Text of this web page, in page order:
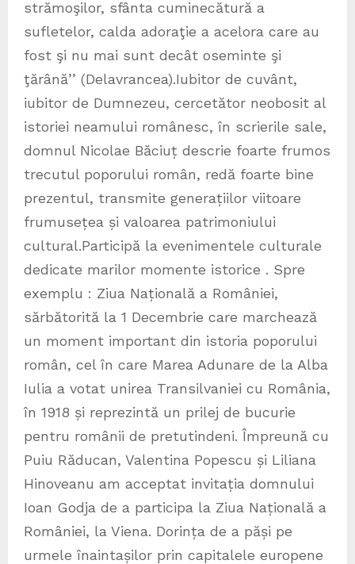
strămoşilor, sfânta cuminecătură a
sufletelor, calda adoraţie a acelora care au
fost şi nu mai sunt decât oseminte şi
ţărână’’ (Delavrancea).Iubitor de cuvânt,
iubitor de Dumnezeu, cercetător neobosit al
istoriei neamului românesc, în scrierile sale,
domnul Nicolae Băciuț descrie foarte frumos
trecutul poporului român, redă foarte bine
prezentul, transmite generațiilor viitoare
frumusețea și valoarea patrimoniului
cultural.Participă la evenimentele culturale
dedicate marilor momente istorice . Spre
exemplu : Ziua Națională a României,
sărbătorită la 1 Decembrie care marchează
un moment important din istoria poporului
român, cel în care Marea Adunare de la Alba
Iulia a votat unirea Transilvaniei cu România,
în 1918 și reprezintă un prilej de bucurie
pentru românii de pretutindeni. Împreună cu
Puiu Răducan, Valentina Popescu și Liliana
Hinoveanu am acceptat invitația domnului
Ioan Godja de a participa la Ziua Națională a
României, la Viena. Dorința de a păși pe
urmele înaintașilor prin capitalele europene